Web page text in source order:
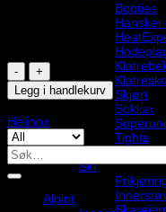
Booties
Skjørt
Sokker
Tights
Ski
Café
Chair
Home
Pelican/Black
Legg i handlekurv
XCS-
Helinox
Søk
etter:
Alpint